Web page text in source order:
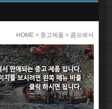
HOME > 중고제품 > 콤프레셔